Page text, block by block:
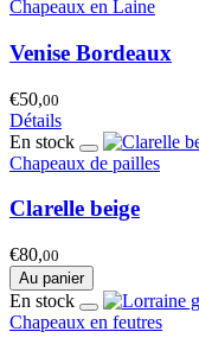
Chapeaux en Laine
Venise Bordeaux
€50,00
Détails
En stock
Chapeaux de pailles
Clarelle beige
€80,00
Au panier
En stock
Chapeaux en feutres